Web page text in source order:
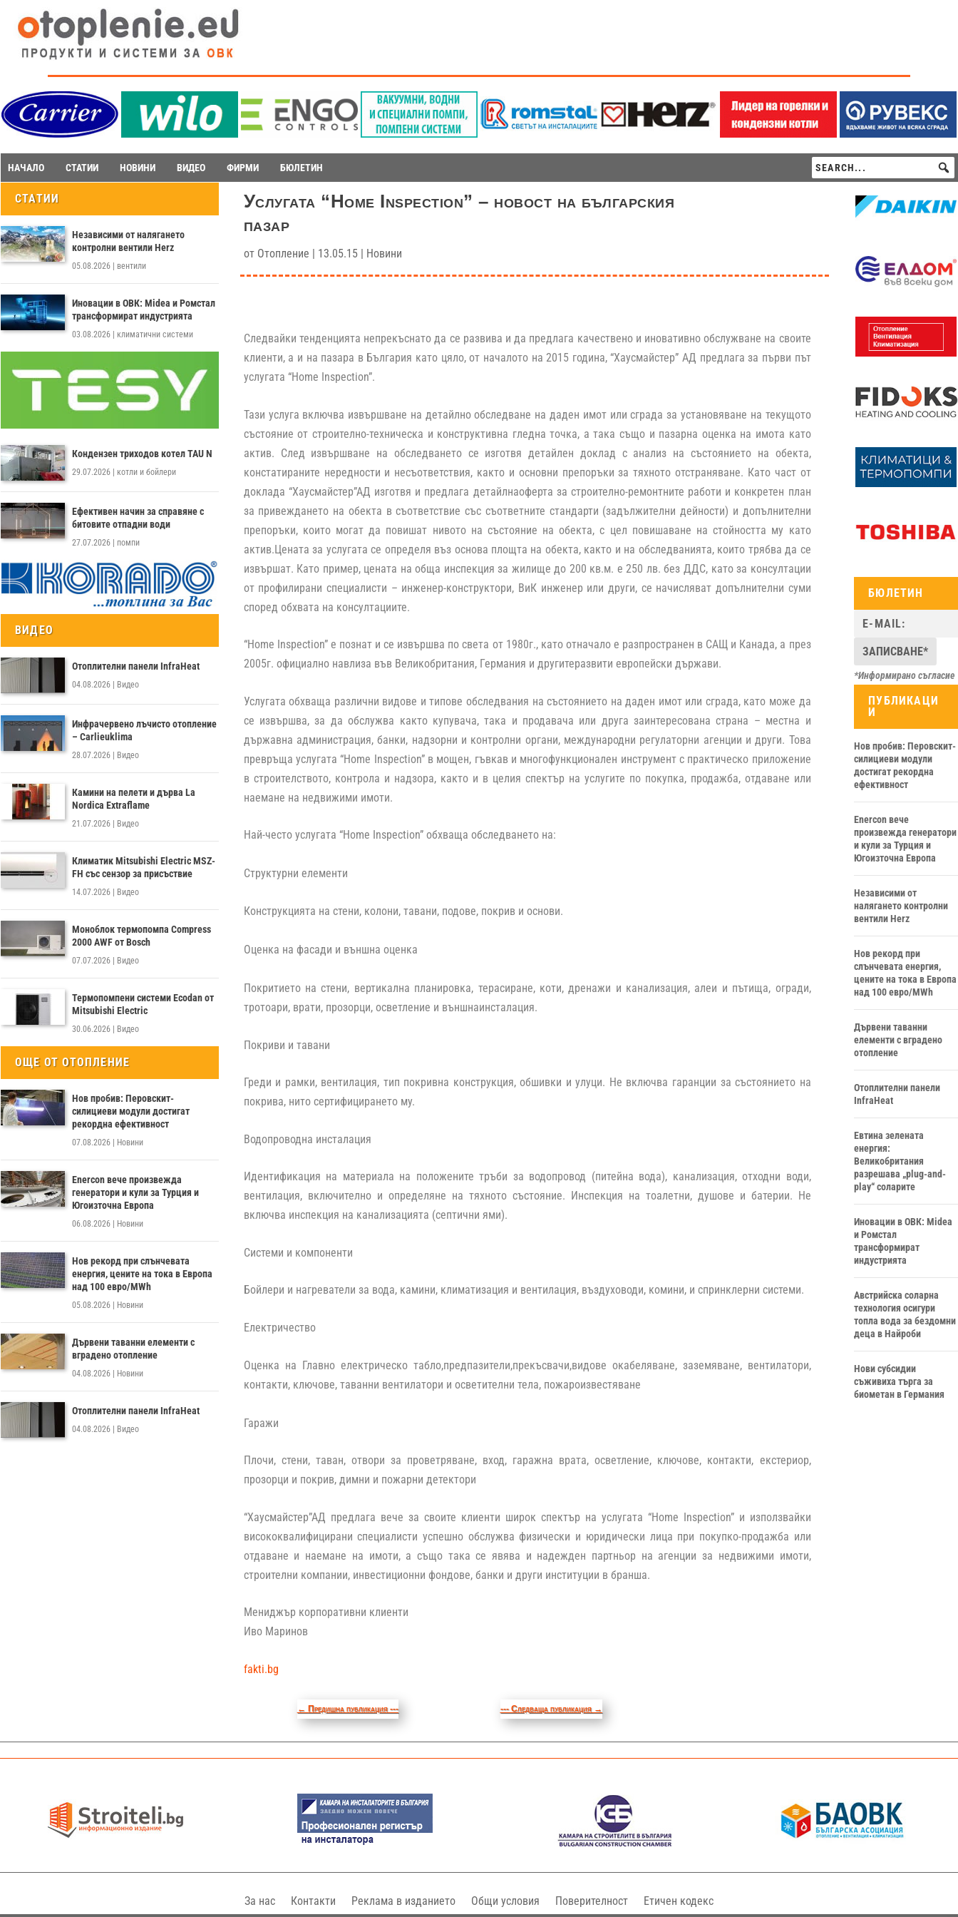
НАЧАЛО СТАТИИ НОВИНИ ВИДЕО ФИРМИ БЮЛЕТИН
СТАТИИ
Независими от налягането
контролни вентили Herz
05.08.2026 вентили
Иновации в ОВК: Midea и Ромстал
трансформират индустрията
03.08.2026 климатични системи
Кондензен триходов котел TAU N
29.07.2026 котли и бойлери
Ефективен начин за справяне с
битовите отпадни води
27.07.2026 помпи
ВИДЕО
Отоплителни панели InfraHeat
04.08.2026 | Видео
Инфрачервено лъчисто отопление
– Carlieuklima
28.07.2026 | Видео
Камини на пелети и дърва La
Nordica Extraflame
21.07.2026 | Видео
Климатик Mitsubishi Electric MSZ-
FH със сензор за присъствие
14.07.2026 | Видео
Моноблок термопомпа Compress
2000 AWF от Bosch
07.07.2026 | Видео
Термопомпени системи Ecodan от
Mitsubishi Electric
30.06.2026 | Видео
ОЩЕ ОТ ОТОПЛЕНИЕ
Нов пробив: Перовскит-
силициеви модули достигат
рекордна ефективност
07.08.2026 | Новини
Enercon вече произвежда
генератори и кули за Турция и
Югоизточна Европа
06.08.2026 | Новини
Нов рекорд при слънчевата
енергия, цените на тока в Европа
над 100 евро/MWh
05.08.2026 | Новини
Дървени таванни елементи с
вградено отопление
04.08.2026 | Новини
Отоплителни панели InfraHeat
04.08.2026 | Видео
Услугата “Home Inspection” – новост на българския
пазар
от Отопление 13.05.15| Новини
Следвайки тенденцията непрекъснато да се развива и да предлага качествено и иновативно обслужване на своите
клиенти, а и на пазара в България като цяло, от началото на 2015 година, “Хаусмайстер” АД предлага за първи път
услугата “Home Inspection”.
Тази услуга включва извършване на детайлно обследване на даден имот или сграда за установяване на текущото
състояние от строително-техническа и конструктивна гледна точка, а така също и пазарна оценка на имота като
актив. След извършване на обследването се изготвя детайлен доклад с анализ на състоянието на обекта,
констатираните нередности и несъответствия, както и основни препоръки за тяхното отстраняване. Като част от
доклада “Хаусмайстер”АД изготвя и предлага детайлнаоферта за строително-ремонтните работи и конкретен план
за привеждането на обекта в съответствие със съответните стандарти (задължителни дейности) и допълнителни
препоръки, които могат да повишат нивото на състояние на обекта, с цел повишаване на стойността му като
актив.Цената за услугата се определя въз основа площта на обекта, както и на обследванията, които трябва да се
извършат. Като пример, цената на обща инспекция за жилище до 200 кв.м. е 250 лв. без ДДС, като за консултации
от профилирани специалисти – инженер-конструктори, ВиК инженер или други, се начисляват допълнителни суми
според обхвата на консултациите.
“Home Inspection” е познат и се извършва по света от 1980г., като отначало е разпространен в САЩ и Канада, а през
2005г. официално навлиза във Великобритания, Германия и другитеразвити европейски държави.
Услугата обхваща различни видове и типове обследвания на състоянието на даден имот или сграда, като може да
се извършва, за да обслужва както купувача, така и продавача или друга заинтересована страна – местна и
държавна администрация, банки, надзорни и контролни органи, международни регулаторни агенции и други. Това
превръща услугата “Home Inspection” в мощен, гъвкав и многофункционален инструмент с практическо приложение
в строителството, контрола и надзора, както и в целия спектър на услугите по покупка, продажба, отдаване или
наемане на недвижими имоти.
Най-често услугата “Home Inspection” обхваща обследването на:
Структурни елементи
Конструкцията на стени, колони, тавани, подове, покрив и основи.
Оценка на фасади и външна оценка
Покритието на стени, вертикална планировка, терасиране, коти, дренажи и канализация, алеи и пътища, огради,
тротоари, врати, прозорци, осветление и външнаинсталация.
Покриви и тавани
Греди и рамки, вентилация, тип покривна конструкция, обшивки и улуци. Не включва гаранции за състоянието на
покрива, нито сертифицирането му.
Водопроводна инсталация
Идентификация на материала на положените тръби за водопровод (питейна вода), канализация, отходни води,
вентилация, включително и определяне на тяхното състояние. Инспекция на тоалетни, душове и батерии. Не
включва инспекция на канализацията (септични ями).
Системи и компоненти
Бойлери и нагреватели за вода, камини, климатизация и вентилация, въздуховоди, комини, и спринклерни системи.
Електричество
Оценка на Главно електрическо табло,предпазители,прекъсвачи,видове окабеляване, заземяване, вентилатори,
контакти, ключове, таванни вентилатори и осветителни тела, пожароизвестяване
Гаражи
Плочи, стени, таван, отвори за проветряване, вход, гаражна врата, осветление, ключове, контакти, екстериор,
прозорци и покрив, димни и пожарни детектори
“Хаусмайстер”АД предлага вече за своите клиенти широк спектър на услугата “Home Inspection” и използвайки
висококвалифицирани специалисти успешно обслужва физически и юридически лица при покупко-продажба или
отдаване и наемане на имоти, а също така се явява и надежден партньор на агенции за недвижими имоти,
строителни компании, инвестиционни фондове, банки и други институции в бранша.
Мениджър корпоративни клиенти
Иво Маринов
fakti.bg
БЮЛЕТИН
*Информирано съгласие
ПУБЛИКАЦИ
И
Нов пробив: Перовскит-
силициеви модули
достигат рекордна
ефективност
Enercon вече
произвежда генератори
и кули за Турция и
Югоизточна Европа
Независими от
налягането контролни
вентили Herz
Нов рекорд при
слънчевата енергия,
цените на тока в Европа
над 100 евро/MWh
Дървени таванни
елементи с вградено
отопление
Отоплителни панели
InfraHeat
Евтина зелената
енергия:
Великобритания
разрешава „plug-and-
play“ соларите
Иновации в ОВК: Midea
и Ромстал
трансформират
индустрията
Австрийска соларна
технология осигури
топла вода за бездомни
деца в Найроби
Нови субсидии
съживиха търга за
биометан в Германия
← Предишна публикация --- --- Следваща публикация →
За нас Контакти Реклама в изданието Общи условия Поверителност Етичен кодекс